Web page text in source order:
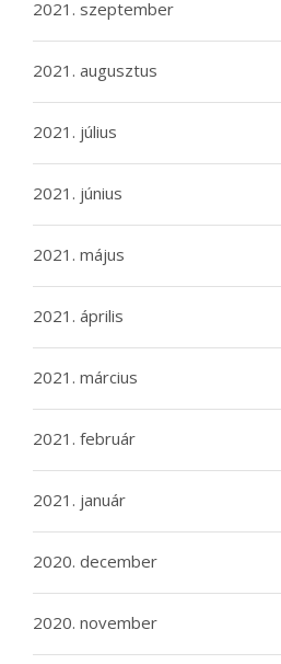
2021. szeptember
2021. augusztus
2021. július
2021. június
2021. május
2021. április
2021. március
2021. február
2021. január
2020. december
2020. november